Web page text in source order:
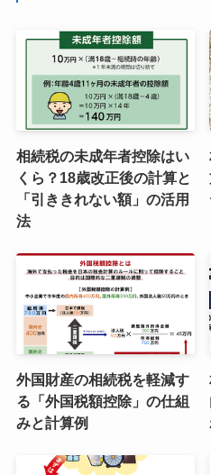
相続税の未成年者控除はい
くら？18歳改正後の計算と
「引ききれない額」の活用
法
外国財産の相続税を軽減す
る「外国税額控除」の仕組
みと計算例